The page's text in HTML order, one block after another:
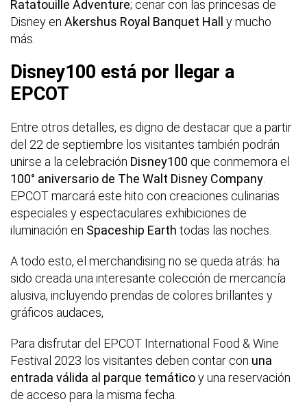
Ratatouille Adventure; cenar con las princesas de
Disney en Akershus Royal Banquet Hall
y mucho
más.
Disney100 está por llegar a
EPCOT
Entre otros detalles, es digno de destacar que a partir
del 22 de septiembre los visitantes también podrán
unirse a la celebración Disney100 que conmemora el
100° aniversario de The Walt Disney Company
EPCOT marcará este hito con creaciones culinarias
especiales y espectaculares exhibiciones de
iluminación en Spaceship Earth todas las noches.
A todo esto, el merchandising no se queda atrás: ha
sido creada una interesante colección de mercancía
alusiva, incluyendo prendas de colores brillantes y
gráficos audaces,
Para disfrutar del EPCOT International Food & Wine
Festival 2023 los visitantes deben contar con una
entrada válida al parque temáticoy una reservación
de acceso para la misma fecha.